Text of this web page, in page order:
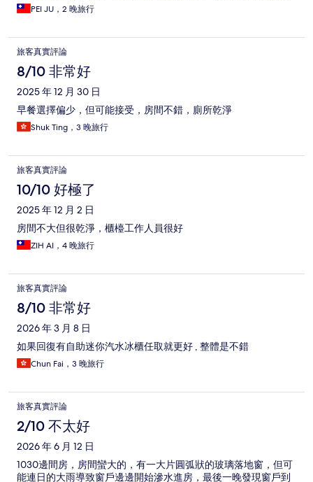
PEI JU，2 晚旅行
旅客真實評論
8/10 非常好
2025 年 12 月 30 日
早餐選擇偏少，但可能接受，房間不錯，廁所乾淨
Shuk Ting，3 晚旅行
旅客真實評論
10/10 好極了
2025 年 12 月 2 日
房間不大但很乾淨，櫃檯工作人員很好
ZIH AI，4 晚旅行
旅客真實評論
8/10 非常好
2026 年 3 月 8 日
如果回復有自助迷你汽水冰櫃任取就更好 , 整體是不錯
Chun Fai，3 晚旅行
旅客真實評論
2/10 不太好
2026 年 6 月 12 日
1030邊間房，房間蠻大的，有一大片圓弧狀的玻璃落地窗，但可
能連日的大雨導致窗戶邊邊開始滲水進房，最後一晚發現窗戶到